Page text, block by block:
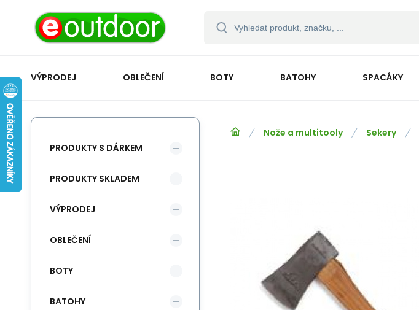
VÝPRODEJ OBLEČENÍ BOTY BATOHY SPACÁKY
Nože a multitooly Sekery
PRODUKTY S DÁRKEM
PRODUKTY SKLADEM
VÝPRODEJ
OBLEČENÍ
BOTY
BATOHY